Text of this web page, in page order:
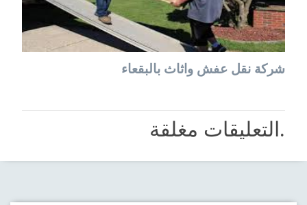
شركة نقل عفش واثاث بالبقعاء
.التعليقات مغلقة